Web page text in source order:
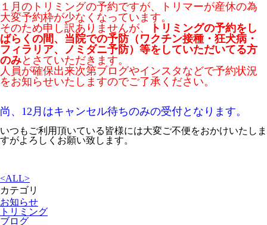
１月のトリミングの予約ですが、トリマーが産休の為
大変予約枠が少なくなっています。
そのため申し訳ありませんが、
トリミングの予約をし
ばらくの間、当院での予防（ワクチン接種・狂犬病・
フィラリア、ノミダニ予防）等をしていただいてる方
のみとさていただきます。
人員が確保出来次第ブログやインスタなどで予約状況
をお知らせいたしますのでご了承ください。
尚、12月はキャンセル待ちのみの受付となります。
いつもご利用頂いている皆様には大変ご不便をおかけいたしま
すがよろしくお願い致します。
<ALL>
カテゴリ
お知らせ
トリミング
ブログ